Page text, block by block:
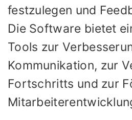
festzulegen und
Die Software bietet
Tools zur
Kommunikation, zur
Fortschritts und zur